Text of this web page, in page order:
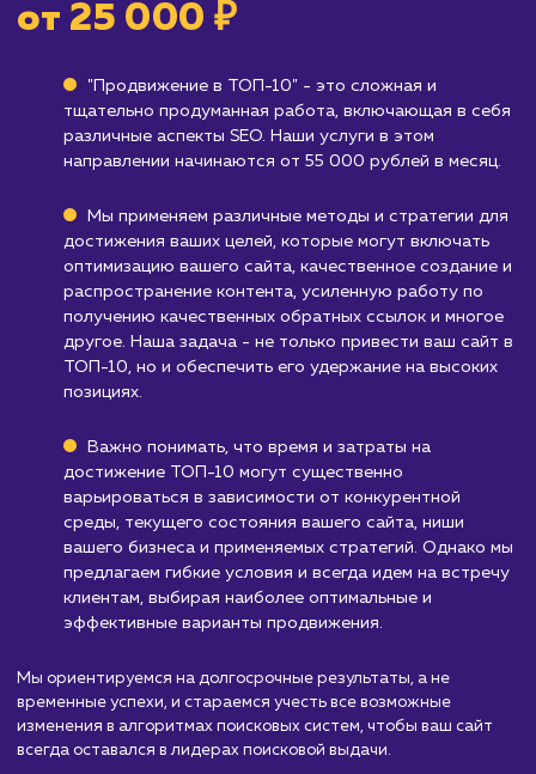
Новым сайтам без оптимизированного
поисковых систем, продвижение в ТОП-10
может потребовать больше времени и
ресурсов, чем ожидалось.
Брендам, которые не полагаются на
трафик: Если ваш бизнес не зависит от веб-
трафика или он ориентирован на офлайн-
продажи, то этот сервис может быть не так
полезен.
Узнать почему
Стоимость услуги
продвижения в ТОП 10
от 25 000 ₽
"Продвижение в ТОП-10" - это сложная и